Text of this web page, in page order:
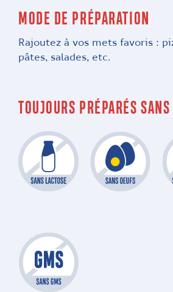
MODE DE PRÉPARATION
Rajoutez à vos mets favoris :
pâtes, salades, etc.
TOUJOURS PRÉPARÉS SANS